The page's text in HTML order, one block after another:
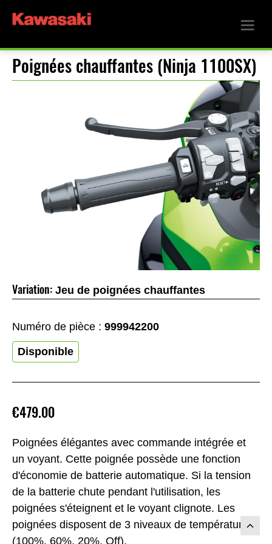
Poignées chauffantes (Ninja 1100SX)
Poignées élégantes avec commande intégrée et
un voyant. Cette poignée possède une fonction
d'économie de batterie automatique. Si la tension
de la batterie chute pendant l'utilisation, les
poignées s'éteignent et le voyant clignote. Les
poignées disposent de 3 niveaux de température
(100%, 60%, 20%, Off).
€479.00
Variation: Jeu de poignées chauffantes
Numéro de pièce : 999942200
Disponible